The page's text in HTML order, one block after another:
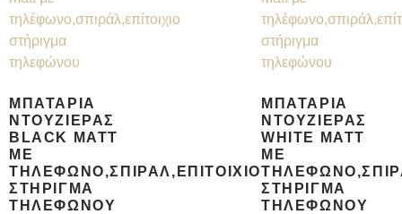
ΜΠΑΤΑΡΊΑ
ΝΤΟΥΖΙΈΡΑΣ
BLACK MATT
ΜΕ
ΤΗΛΈΦΩΝΟ,ΣΠΙΡΆΛ,ΕΠΊΤΟΙΧΙΟ
ΣΤΉΡΙΓΜΑ
ΤΗΛΕΦΏΝΟΥ
ΜΠΑΤΑΡΊΑ
ΝΤΟΥΖΙΈΡΑΣ
WHITE MATT
ΜΕ
ΣΤΉΡΙΓΜΑ
ΤΗΛΕΦΏΝΟΥ